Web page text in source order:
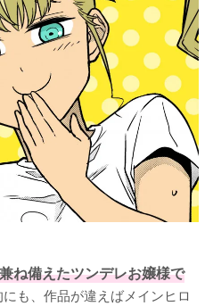
ね備えたツンデレお嬢様で
も、作品が違えばメインヒロ